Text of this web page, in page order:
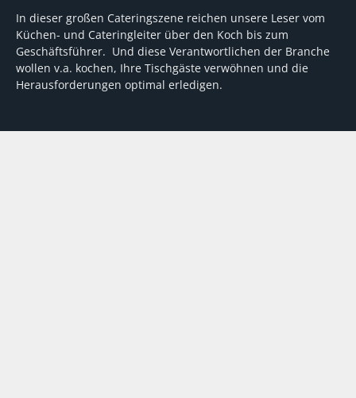
In dieser großen Cateringszene reichen unsere Leser vom
Küchen- und Cateringleiter über den Koch bis zum
Geschäftsführer. Und diese Verantwortlichen der Branche
wollen v.a. kochen, Ihre Tischgäste verwöhnen und die
Herausforderungen optimal erledigen.